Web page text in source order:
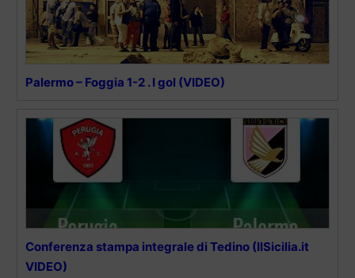
Palermo – Foggia 1-2 . I gol (VIDEO)
Conferenza stampa integrale di Tedino (IlSicilia.it
VIDEO)